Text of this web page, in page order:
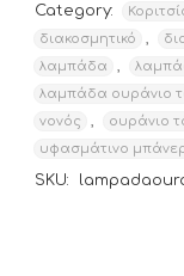
Category:
διακοσμητικό
λαμπάδα
λαμπάδα ουράνιο
νονός ουράνιο
υφασμάτινο
SKU: